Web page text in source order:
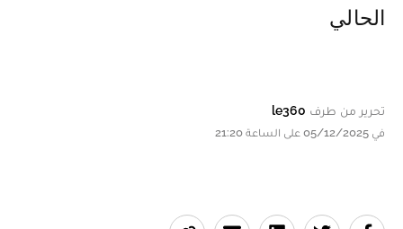
الحالي
تحرير من طرف le360
في 05/12/2025 على الساعة 21:20